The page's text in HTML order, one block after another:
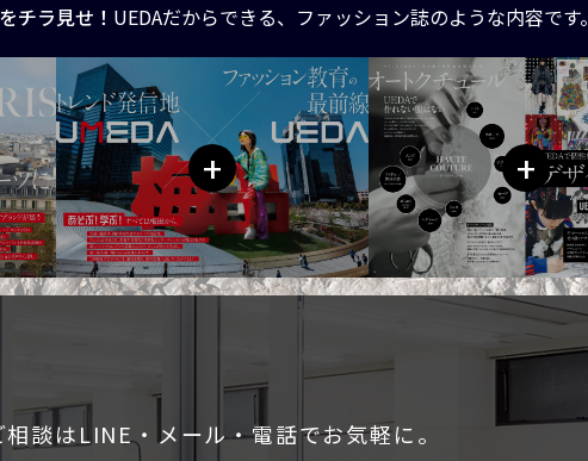
チラ見せ！ UEDAだからできる、ファッション誌のような内容です。
+ +
相談はLINE・メール・電話でお気軽に。